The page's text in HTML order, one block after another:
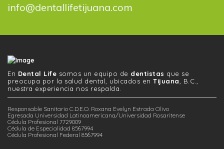
info@dentallifetijuana.com
En Dental Life somos un equipo de dentistas que se
preocupa por la salud dental, ubicados en Tijuana , B.C.,
nuestra experiencia nos respalda.
Responsable Sanitario C.D.E.O. Roxana Evelyn Estrada Olivo
Egresada Universidad Latinoamericana/Universidad Rosaritense
Cédula Profesional 7729009
Cédula de Especialidad 8567994
Cédula Profesional Federal 8567994